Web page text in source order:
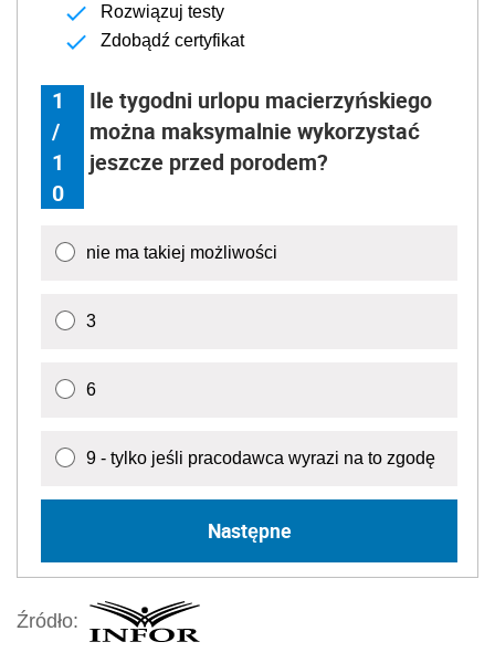
Rozwiązuj testy
Zdobądź certyfikat
1
/
1
0
Ile tygodni urlopu macierzyńskiego
można maksymalnie wykorzystać
jeszcze przed porodem?
nie ma takiej możliwości
3
6
9 - tylko jeśli pracodawca wyrazi na to zgodę
Następne
Źródło: